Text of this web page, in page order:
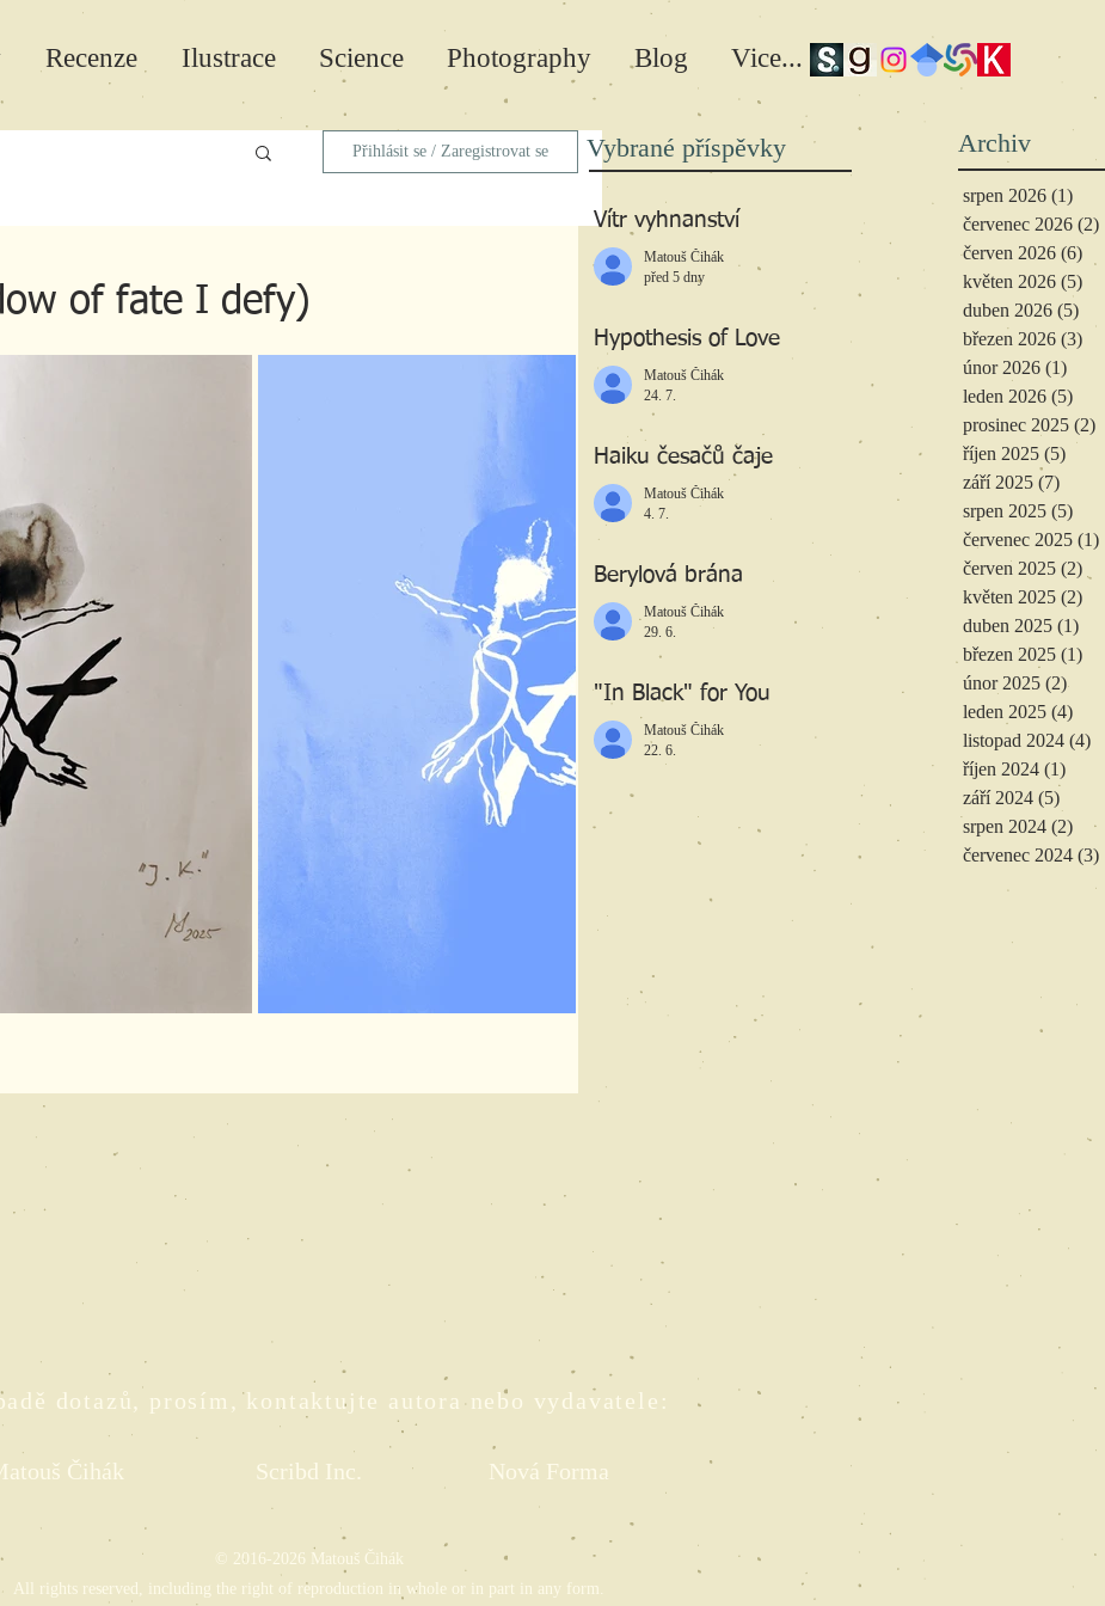
Recenze Ilustrace Science Photography Blog Vice...
Přihlásit se / Zaregistrovat se
of fate I defy)
Vybrané příspěvky Archiv
Vítr vyhnanství
Matouš Čihák
před 5 dny
Hypothesis of Love
Matouš Čihák
24. 7.
Haiku česačů čaje
Matouš Čihák
4. 7.
Berylová brána
Matouš Čihák
29. 6.
"In Black" for You
Matouš Čihák
22. 6.
srpen 2026 (1)
červenec 2026 (2)
červen 2026 (6)
květen 2026 (5)
duben 2026 (5)
březen 2026 (3)
únor 2026 (1)
leden 2026 (5)
prosinec 2025 (2)
říjen 2025 (5)
září 2025 (7)
srpen 2025 (5)
červenec 2025 (1)
červen 2025 (2)
květen 2025 (2)
duben 2025 (1)
březen 2025 (1)
únor 2025 (2)2
leden 2025 (4)
listopad 2024 (4)
říjen 2024 (1)
září 2024 (5)
srpen 2024 (2) 2
červenec 2024 (3)
dotazů, prosím, kontaktujte autora nebo vydavatele:
Scribd Inc. Nová Forma
Čihák
© 2016-2026 Matouš Čihák
All rights reserved, including the right of reproduction in whole or in part in any form.